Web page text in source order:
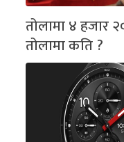
तोलामा ४ हजार
तोलामा कति ?